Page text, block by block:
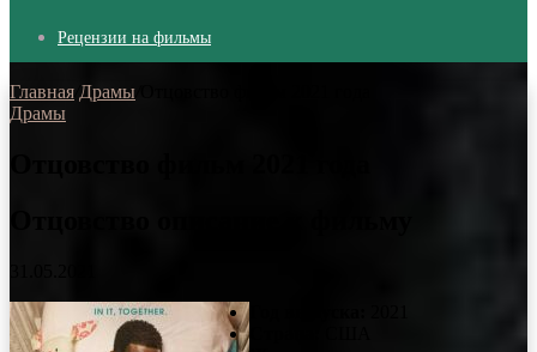
Рецензии на фильмы
Главная Драмы
Драмы